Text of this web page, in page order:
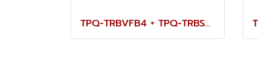
TPQ-TRBVFB4 + TPQ-TRBSWV4 ชุดปากกาจับชิ้นงาน 100 มม. (4") พร้อมฐานหมุน